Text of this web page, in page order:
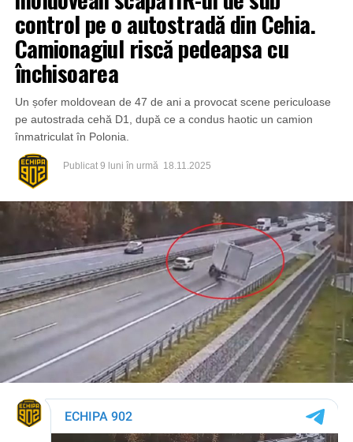
Potrivit Buongiorno Novara, carabinierii din Novara au
denunțat-o în stare de libertate pe T.F. (inițialele femeii), în
cursul zilei de miercuri, 10 decembrie 2025, pentru
exercitarea fără drept a profesiei medicale și pentru
deținerea și administrarea de medicamente
necorespunzătoare.
Ancheta a pornit în urmă cu aproximativ o lună, după ce
locuitori din cartierul Santa Rita au semnalat un trafic
neobișnuit de persoane către un apartament.
control pe o autostradă din Cehia.
Camionagiul riscă pedeapsa cu
închisoarea
Un șofer moldovean de 47 de ani a provocat scene periculoase
pe autostrada cehă D1, după ce a condus haotic un camion
înmatriculat în Polonia.
Publicat 9 luni în urmă 18.11.2025